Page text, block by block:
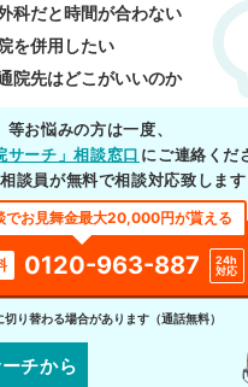
科だと時間が合わない
を併用したい
院先はどこがいいのか
等お悩みの方は一度、
サーチ」相談窓口 にご連絡くだ
談員が無料で相談対応致します
でお見舞金最大20,000円が貰える
0120-963-887
24h
対応
り替わる場合があります（通話無料）
チから